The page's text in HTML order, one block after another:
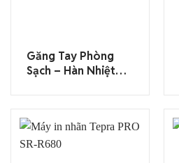
Găng Tay Phòng
Sạch – Hàn Nhiệt
Màn Hình Cảm Ứng
BX-803